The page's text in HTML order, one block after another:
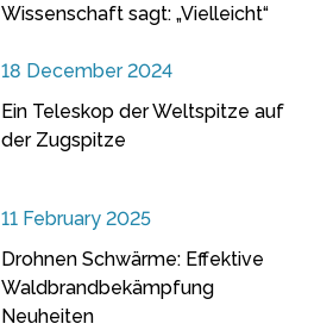
Wissenschaft sagt: „Vielleicht“
18 December 2024
Ein Teleskop der Weltspitze auf
der Zugspitze
11 February 2025
Drohnen Schwärme: Effektive
Waldbrandbekämpfung
Neuheiten